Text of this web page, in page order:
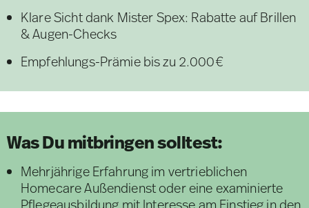
Klare Sicht dank Mister Spex: Rabatte auf Brillen
& Augen-Checks
Empfehlungs-Prämie bis zu 2.000€
Was Du mitbringen solltest:
Mehrjährige Erfahrung im vertrieblichen
Homecare Außendienst oder eine examinierte